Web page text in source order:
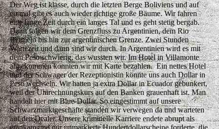
Der Weg ist klasse, durch die letzten Berge Boliviens und auf
einmal gibt es auch wieder richtige große Bäume. Wir fahren
eine lange Zeit durch ein langes Tal und es geht stetig bergab.
Dann folgen wir dem Grenzfluss zu Argentinien, dem Rio
Bermejo bis hin zur argentinischen Grenze. Zwei Stunden
Wartezeit und dann sind wir durch. In Argentinien wird es mit
dem Peso schwierig, das wussten wir. Im Hotel in Villamonte
angekommen konnten wir mit Karte bezahlen. Ein nettes Hotel
und der Schwager der Rezeptionistin könnte uns auch Dollar in
Peso wechseln. Wir hatten ja extra Dollar in Ecuador gebunkert,
weil der Umrechnungskurs auf den Banken grauenhaft ist. Man
handelt hier mit Blue-Dollar. So eingestimmt auf unsere
Schwarzmarktgeschäfte standen wir verwegen da und warteten
auf den Dealer. Unsere kriminelle Karriere endete abrupt als